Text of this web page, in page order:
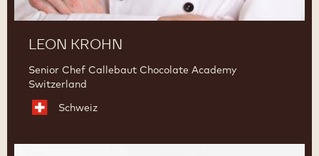
LEON KROHN
Senior Chef Callebaut Chocolate Academy
Switzerland
Schweiz